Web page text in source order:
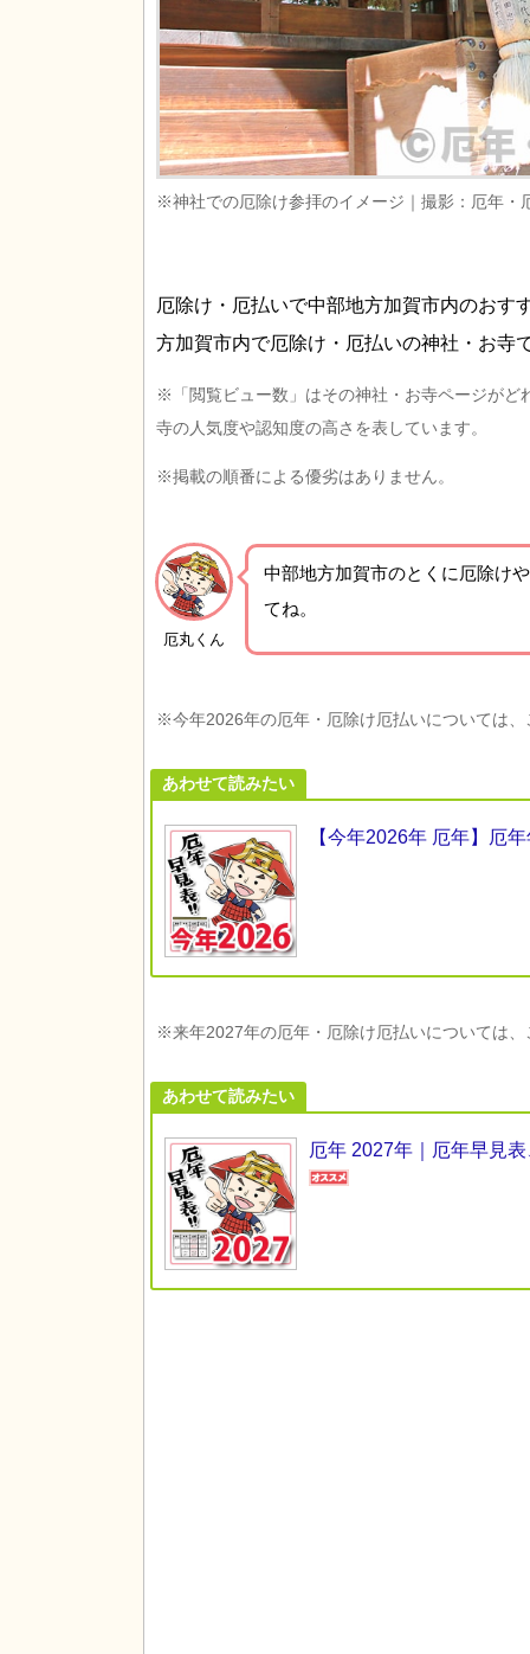
※神社での厄除け参拝のイメージ｜撮影：厄年・
厄除け・厄払いで中部地方加賀市内のおす
方加賀市内で厄除け・厄払いの神社・お寺
※「閲覧ビュー数」はその神社・お寺ページがど
寺の人気度や認知度の高さを表しています。
※掲載の順番による優劣はありません。
厄丸くん
中部地方加賀市のとくに厄除け
てね。
※今年2026年の厄年・厄除け厄払いについては
あわせて読みたい
【今年2026年 厄年】厄
※来年2027年の厄年・厄除け厄払いについては
あわせて読みたい
厄年 2027年｜厄年早見